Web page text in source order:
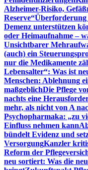
Alzheimer-Risiko,
Reserve“Überforderung
Demenz unterstützen
oder Heimaufnahme –
Unsichtbarer
(auch) ein
nur die Medikamente
Lebensalter“: Was ist
Menschen: Ablehnung
maßgeblichDie Pflege
nachts eine
mehr, als nicht von A
Psychopharmaka: „zu
Einfluss nehmen kann
bündelt Evidenz und
VersorgungKanzler
Reform der
neu sortiert: Was die